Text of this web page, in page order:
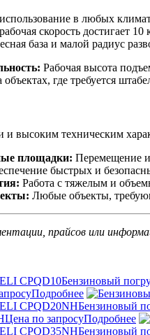
в любых
скорость достигает 10
база и малой радиус
Рабочая высота
где требуется
и высоким техническим
площадки: Перемещение
быстрых и
Работа с тяжелым и
Любые объекты,
прайсов или
Бензиновый
Подробнее
Бензиновый
Цена по запросуПодробнее
Бензиновый